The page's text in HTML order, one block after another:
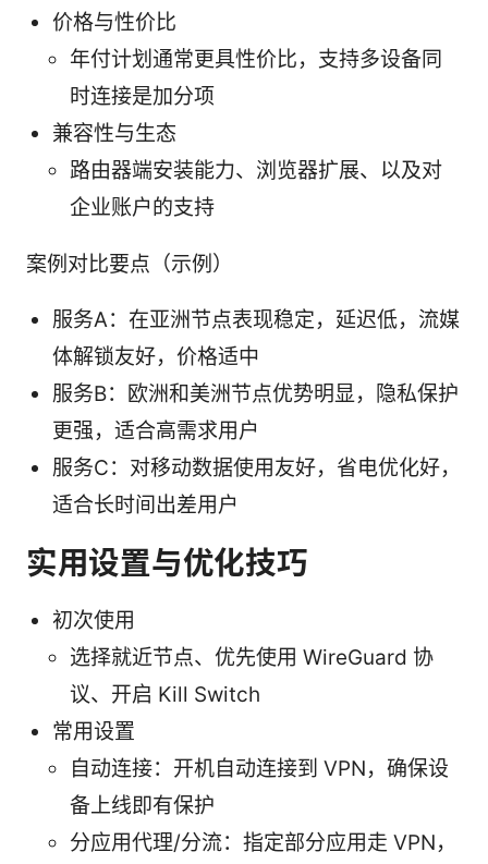
价格与性价比
年付计划通常更具性价比，支持多设备同
时连接是加分项
兼容性与生态
路由器端安装能力、浏览器扩展、以及对
企业账户的支持
案例对比要点（示例）
服务A：在亚洲节点表现稳定，延迟低，流媒
体解锁友好，价格适中
服务B：欧洲和美洲节点优势明显，隐私保护
更强，适合高需求用户
服务C：对移动数据使用友好，省电优化好，
适合长时间出差用户
实用设置与优化技巧
初次使用
选择就近节点、优先使用 WireGuard 协
议、开启 Kill Switch
常用设置
自动连接：开机自动连接到 VPN，确保设
备上线即有保护
分应用代理/分流：指定部分应用走 VPN，